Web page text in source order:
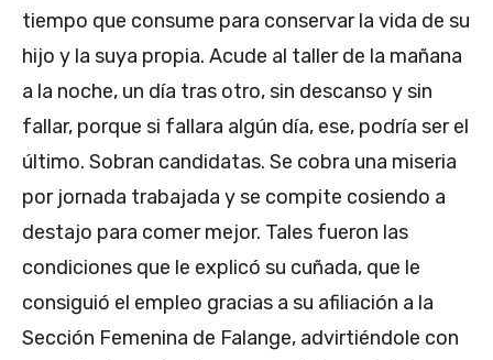
tiempo que consume para conservar la vida de su
hijo y la suya propia. Acude al taller de la mañana
a la noche, un día tras otro, sin descanso y sin
fallar, porque si fallara algún día, ese, podría ser el
último. Sobran candidatas. Se cobra una miseria
por jornada trabajada y se compite cosiendo a
destajo para comer mejor. Tales fueron las
condiciones que le explicó su cuñada, que le
consiguió el empleo gracias a su afiliación a la
Sección Femenina de Falange, advirtiéndole con